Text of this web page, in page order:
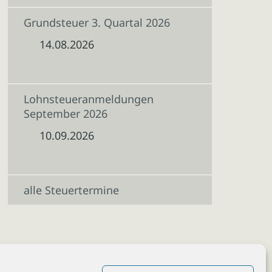
Grundsteuer 3. Quartal 2026
14.08.2026
Lohnsteueranmeldungen
September 2026
10.09.2026
alle Steuertermine